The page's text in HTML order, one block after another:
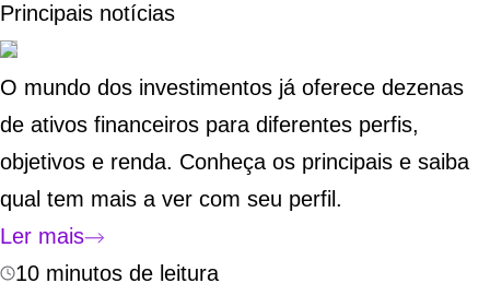
Principais notícias
O mundo dos investimentos já oferece dezenas
de ativos financeiros para diferentes perfis,
objetivos e renda. Conheça os principais e saiba
qual tem mais a ver com seu perfil.
Ler mais
10 minutos de leitura